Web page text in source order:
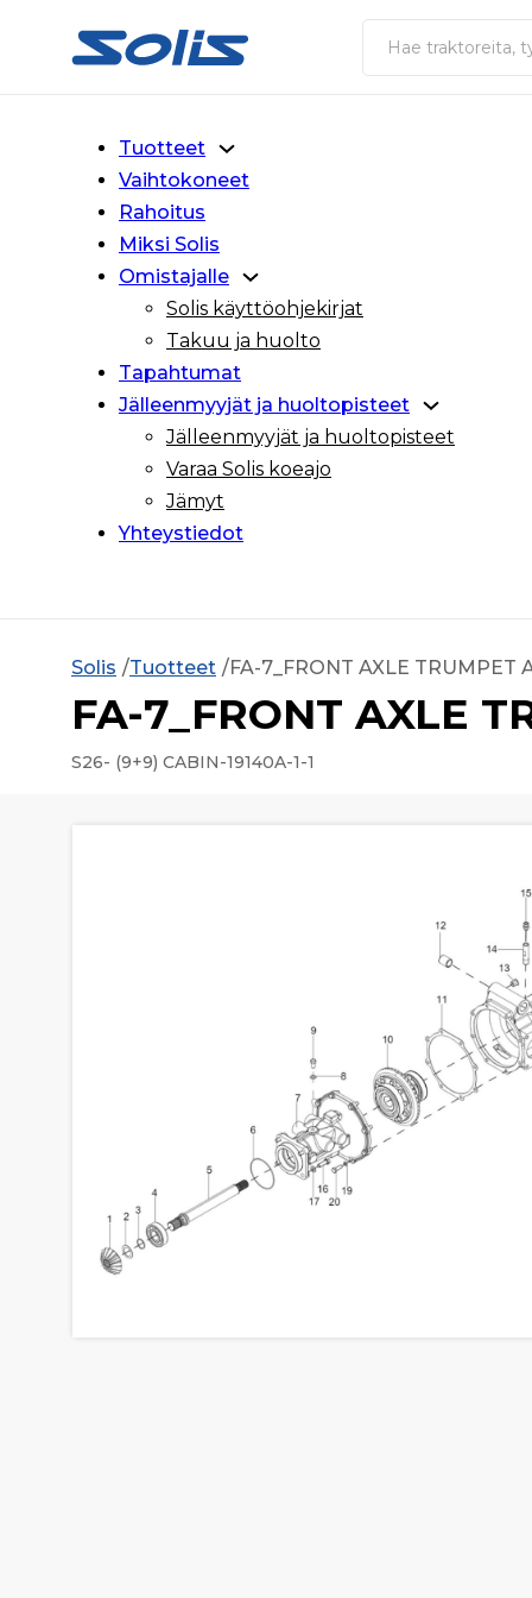
Siirry pääsisältöön
Siirry alatunnisteeseen
Haku
Tuotteet
Vaihtokoneet
Rahoitus
Miksi Solis
Omistajalle
Solis käyttöohjekirjat
Takuu ja huolto
Tapahtumat
Jälleenmyyjät ja huoltopisteet
Jälleenmyyjät ja huoltopisteet
Varaa Solis koeajo
Jämyt
Yhteystiedot
Solis Tuotteet FA-7_FRONT AXLE TRUMPET
FA-7_FRONT AXLE
S26- (9+9) CABIN-19140A-1-1